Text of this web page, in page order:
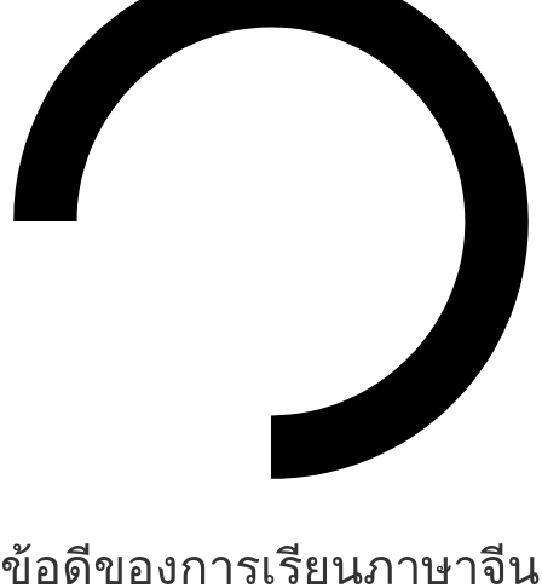
ข้อดีของการเรียนภาษาจีน